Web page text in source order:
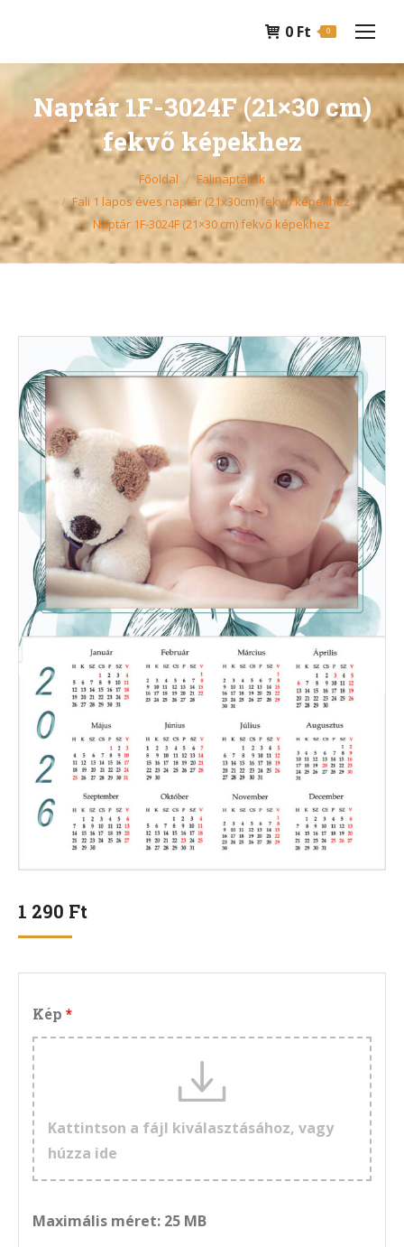
0 Ft 0
Naptár 1F-3024F (21×30 cm)
fekvő képekhez
You are here: Főoldal
Falinaptárak
Fali 1 lapos éves naptár (21x30cm) fekvő képekhez
Naptár 1F-3024F (21×30 cm) fekvő képekhez
1 290 Ft
Kép
Kattintson a fájl kiválasztásához, vagy
húzza ide
Maximális méret: 25 MB